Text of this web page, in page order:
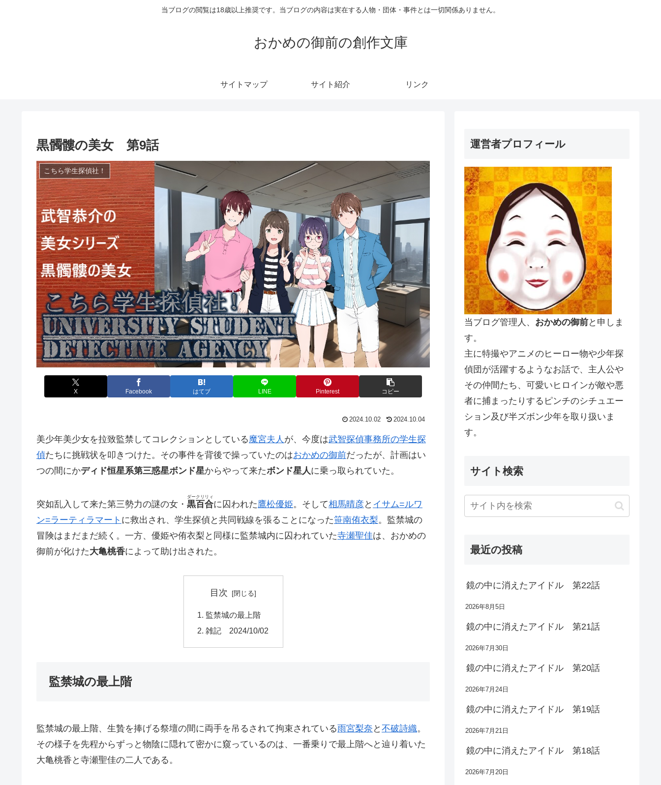
当ブログの閲覧は18歳以上推奨です。当ブログの内容は実在する人物・団体・事件とは一切関係ありません。
おかめの御前の創作文庫
サイトマップ サイト紹介 リンク
黒髑髏の美女 第9話
こちら学生探偵社！
X Facebook はてブ LINE Pinterest コピー
2024.10.02 2024.10.04
美少年美少女を拉致監禁してコレクションとしている 魔宮夫人 が、今度は武智探偵事務所の学生探
偵たちに挑戦状を叩きつけた。その事件を背後で操っていたのはおかめの御前だったが、計画はい
つの間にかディド恒星系第三惑星ボンド星からやって来たボンド星人に乗っ取られていた。
突如乱入して来た第三勢力の謎の女・ 黒百合
ダークリリィ
に囚われた鷹松優姫。そして相馬晴彦と イサム=ルワ
ン=ラーティラマート に救出され、学生探偵と共同戦線を張ることになった笹南侑衣梨。監禁城の
冒険はまだまだ続く。一方、優姫や侑衣梨と同様に監禁城内に囚われていた寺瀬聖佳は、おかめの
御前が化けた大亀桃香によって助け出された。
目次
監禁城の最上階
雑記 2024/10/02
監禁城の最上階
監禁城の最上階、生贄を捧げる祭壇の間に両手を吊るされて拘束されている雨宮梨奈 と 不破詩織。
その様子を先程からずっと物陰に隠れて密かに窺っているのは、一番乗りで最上階へと辿り着いた
大亀桃香と寺瀬聖佳の二人である。
運営者プロフィール
当ブログ管理人、 おかめの御前と申しま
す。
主に特撮やアニメのヒーロー物や少年探
偵団が活躍するようなお話で、主人公や
その仲間たち、可愛いヒロインが敵や悪
者に捕まったりするピンチのシチュエー
ション及び半ズボン少年を取り扱いま
す。
サイト検索
最近の投稿
鏡の中に消えたアイドル 第22話
2026年8月5日
鏡の中に消えたアイドル 第21話
2026年7月30日
鏡の中に消えたアイドル 第20話
2026年7月24日
鏡の中に消えたアイドル 第19話
2026年7月21日
鏡の中に消えたアイドル 第18話
2026年7月20日